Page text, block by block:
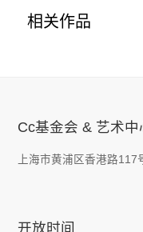
相关作品
Cc基金会 & 艺术中
上海市黄浦区香港路
开放时间